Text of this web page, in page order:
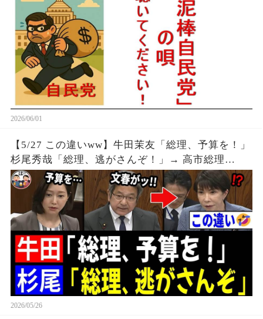
2026/06/01
【5/27 この違いww】牛田茉友「総理、予算を！」
杉尾秀哉「総理、逃がさんぞ！」→ 高市総理
「！？」
2026/05/26